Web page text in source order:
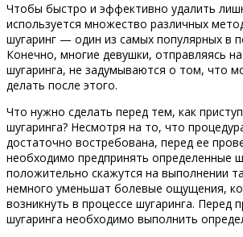
Чтобы быстро и эффективно удалить
используется множество различных
шугаринг — один из самых популярных в
Конечно, многие девушки, отправляясь
шугаринга, не задумываются о том, что
делать после этого.
Что нужно сделать перед тем, как
шугаринга? Несмотря на то, что
достаточно востребована, перед ее
необходимо предпринять определенные
положительно скажутся на выполнении
немного уменьшат болевые ощущения,
возникнуть в процессе шугаринга. Перед
шугаринга необходимо выполнить